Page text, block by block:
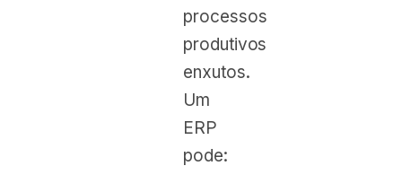
processos
produtivos
enxutos.
Um
ERP
pode: